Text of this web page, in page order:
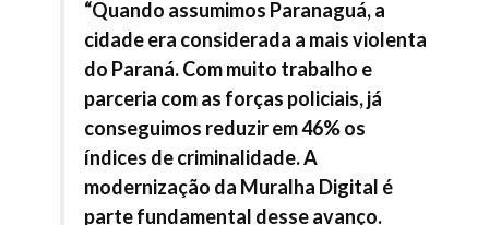
“Quando assumimos Paranaguá, a
cidade era considerada a mais violenta
do Paraná. Com muito trabalho e
parceria com as forças policiais, já
conseguimos reduzir em 46% os
índices de criminalidade. A
modernização da Muralha Digital é
parte fundamental desse avanço.